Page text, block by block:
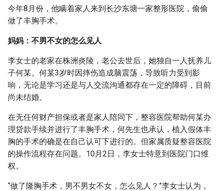
今年8月份，他瞒着家人来到长沙东塘一家整形医院，偷偷
做了丰胸手术。
妈妈：不男不女的怎么见人
李女士的老家在株洲炎陵，老公去世后，她独自一人抚养儿
子何某。何某3岁时因摔伤造成脑震荡，导致听力受到影
响，无论是学习还是与人交流沟通都存在一定的障碍，目前
尚未结婚。
在无任何财产担保或者是家人陪同下，整容医院帮助何某办
理贷款手续并进行了丰胸手术，何先生也承认，植入假体丰
胸的手术的确是在自己认可下进行的。但家属质疑整容医院
的操作流程存在问题。10月2日，李女士特意到医院门口维
权。
“做了隆胸手术，男不男女不女，怎么见人？”李女士认为，